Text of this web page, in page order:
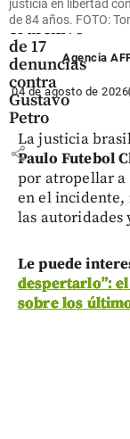
dudas por
el archivo
de 17
denuncias
contra
Gustavo
Petro
share
justicia en libertad
de 84 años. FOTO:
Agencia
04 de agosto de 2026
La justicia
Paulo Futebol
por atropellar a
en el incidente,
las autoridades
Le puede
despertarlo”:
sobre los